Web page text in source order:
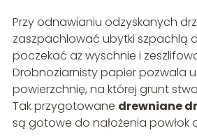
Przy odnawianiu odzyskanych
zaszpachlować ubytki szpachlą
poczekać aż wyschnie i
Drobnoziarnisty papier pozwala
powierzchnię, na której grunt
Tak przygotowane drewniane
są gotowe do nałożenia powłok